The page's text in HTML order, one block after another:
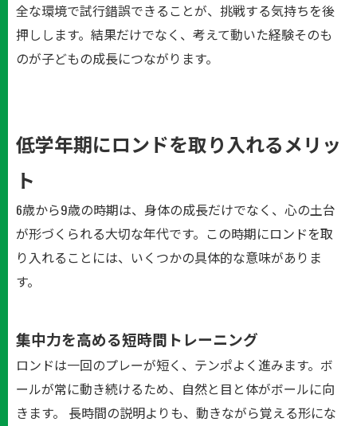
全な環境で試行錯誤できることが、挑戦する気持ちを後
押しします。結果だけでなく、考えて動いた経験そのも
のが子どもの成長につながります。
低学年期にロンドを取り入れるメリッ
ト
6歳から9歳の時期は、身体の成長だけでなく、心の土台
が形づくられる大切な年代です。この時期にロンドを取
り入れることには、いくつかの具体的な意味がありま
す。
集中力を高める短時間トレーニング
ロンドは一回のプレーが短く、テンポよく進みます。ボ
ールが常に動き続けるため、自然と目と体がボールに向
きます。 長時間の説明よりも、動きながら覚える形にな